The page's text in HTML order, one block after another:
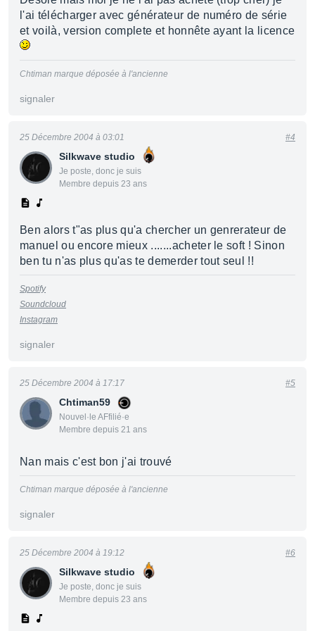
l'ai télécharger avec générateur de numéro de série
et voilà, version complete et honnête ayant la licence
Chtiman marque déposée à l'ancienne
signaler
Silkwave studio
Je poste, donc je suis
Membre depuis 23 ans
25 Décembre 2004 à 03:01 #4
Ben alors t"as plus qu'a chercher un genrerateur de
manuel ou encore mieux .......acheter le soft ! Sinon
ben tu n'as plus qu'as te demerder tout seul !!
Spotify
Soundcloud
Instagram
signaler
Chtiman59
Nouvel·le AFfilié·e
Membre depuis 21 ans
25 Décembre 2004 à 17:17 #5
Nan mais c'est bon j'ai trouvé
Chtiman marque déposée à l'ancienne
signaler
Silkwave studio
Je poste, donc je suis
Membre depuis 23 ans
25 Décembre 2004 à 19:12 #6